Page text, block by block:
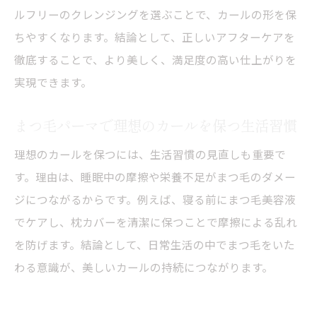
ルフリーのクレンジングを選ぶことで、カールの形を保
ちやすくなります。結論として、正しいアフターケアを
徹底することで、より美しく、満足度の高い仕上がりを
実現できます。
理想のカールを保つには、生活習慣の見直しも重要で
す。理由は、睡眠中の摩擦や栄養不足がまつ毛のダメー
ジにつながるからです。例えば、寝る前にまつ毛美容液
でケアし、枕カバーを清潔に保つことで摩擦による乱れ
を防げます。結論として、日常生活の中でまつ毛をいた
わる意識が、美しいカールの持続につながります。